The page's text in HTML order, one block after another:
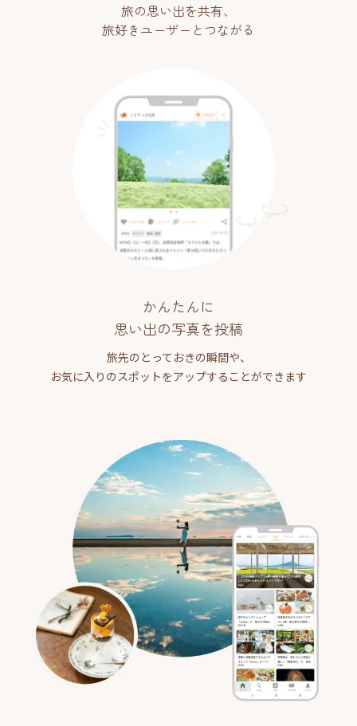
旅の思い出を共有、
旅好きユーザーとつながる
かんたんに
思い出の写真を投稿
旅先のとっておきの瞬間や、
お気に入りのスポットをアップすることができます